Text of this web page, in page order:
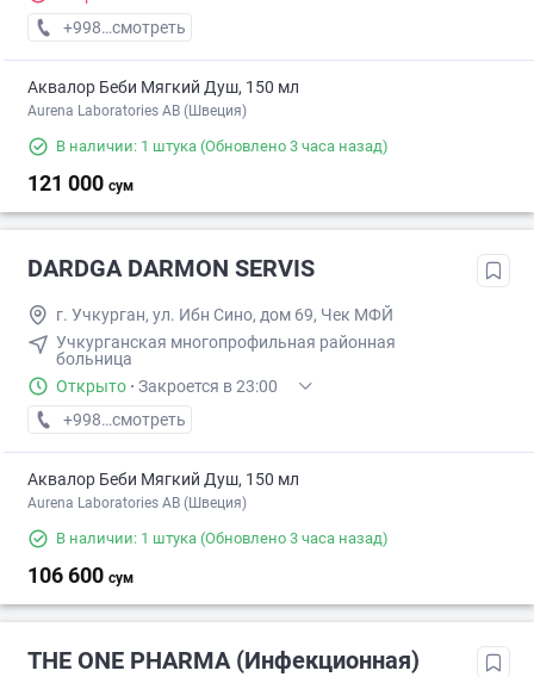
+998 (99) XXX-XX-XX
смотреть
Аквалор Беби Мягкий Душ, 150 мл
Aurena Laboratories AB (Швеция)
В наличии: 1 штука (Обновлено 3 часа назад)
121 000 сум
DARDGA DARMON SERVIS
г. Учкуpган, ул. Ибн Сино, дом 69, Чек МФЙ
Учкурганская многопрофильная районная
больница
Открыто · Закроется в 23:00
+998 (97) XXX-XX-XX
смотреть
Аквалор Беби Мягкий Душ, 150 мл
Aurena Laboratories AB (Швеция)
В наличии: 1 штука (Обновлено 3 часа назад)
106 600 сум
THE ONE PHARMA (Инфекционная)